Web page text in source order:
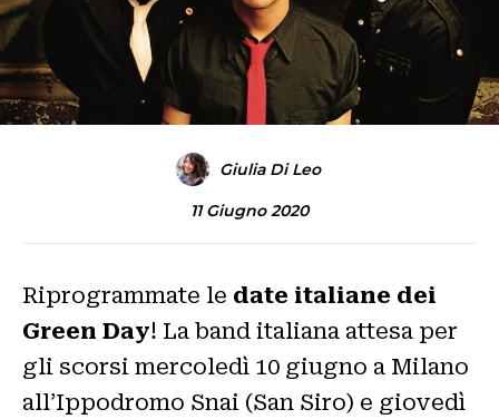
Giulia Di Leo
11 Giugno 2020
Riprogrammate le date italiane dei
Green Day! La band italiana attesa per
gli scorsi mercoledì 10 giugno a Milano
all’Ippodromo Snai (San Siro) e giovedì